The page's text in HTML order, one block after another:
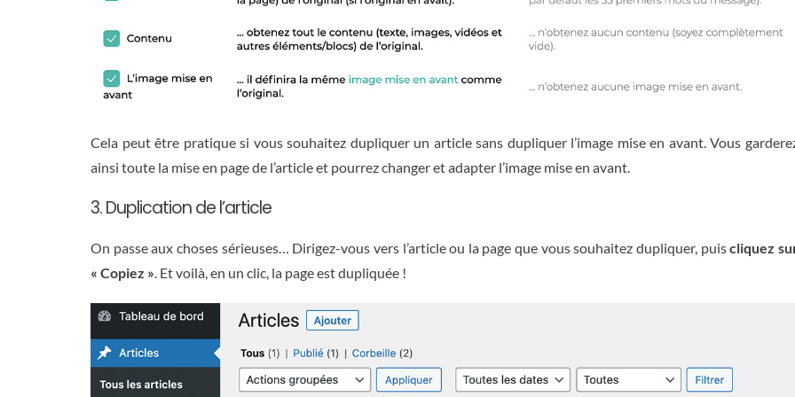
Cela peut être pratique si vous souhaitez dupliquer un article sans dupliquer l’image mise en avant. Vous
ainsi toute la mise en page de l’article et pourrez changer et adapter l’image mise en avant.
3. Duplication de l’article
On passe aux choses sérieuses… Dirigez-vous vers l’article ou la page que vous souhaitez dupliquer, puiscliquez
« Copiez » . Et voilà, en un clic, la page est dupliquée !